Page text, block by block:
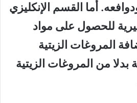
أما القسم الإنكليزي
للحصول على مواد
المروغات الزيتية
بدلا من المروغات الزيتية